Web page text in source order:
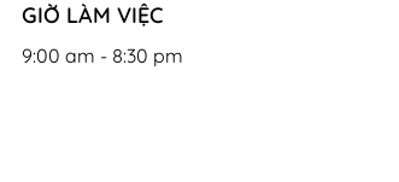
GIỜ LÀM VIỆC
9:00 am - 8:30 pm